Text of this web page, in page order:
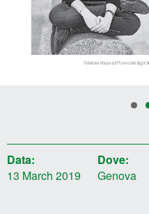
Data:
13 March 2019
Dove:
Genova